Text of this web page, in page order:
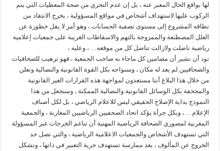
لها بواقع الحال المعبر عنه ، بل إن عدم التحري من صحة المعطيات التي يتم
الركوب عليها لاستهداف أشخاص في مواقع المسؤولية ، يخرج الانتقاد من
نطاقه المشروع إلى مستوى تصفية الحسابات ، وهو أمر لا يقل خطورة عن
العلل المصطنعة والممزوجة بالتهم والاسقاطات الغريبة على جمعيات إعلامية
رياضية ناضلت ولازالت تناضل كل من موقعه… ، وعليه ،
نود أن نشير أن مضامين كل ماجاء به صاحب الجمعية ، فهو ترهيب للصحافيات
والصحافيين لم يعد له مكان ، وسنواجه بكل القوة القانونية والنضالية ونعلن
من خلال هذا البلاغ أننا مستعدون لمواجهة هذه القرارات الغير القانونية
والمجحفة بكل الوسائل القانونية والنضالية الممكنة ، وسنجعل من هذا
النموذج بداية الإصلاح الحقيقي ليس للاعلام الرياضي ، بل لكل أصناف
الإعلام… ، وبكل جرأة يؤكد اتحاد الصحفيين الرياضيين المغاربة ، والجمعية
المغربية لمصوري الصحافة الرياضية المهنية أن تناغم الخرجات غير المسؤولة
التي تستهدف الأشخاص والجمعيات الاعلامية الرياضية ، والتي تصل حد
الخروج عن المألوف ، يعد ممارسة تستهدف حرية التعبير في ذاتها ، وتشكل